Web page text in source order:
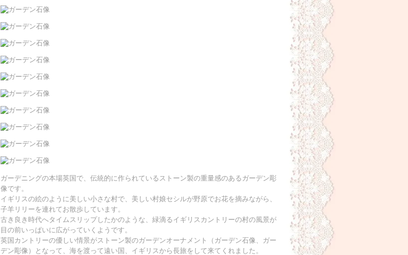
ガーデニングの本場英国で、伝統的に作られているストーン製の重量感のあるガーデン彫
像です。
イギリスの絵のように美しい小さな村で、美しい村娘セシルが野原でお花を摘みながら、
子羊リリーを連れてお散歩しています。
古き良き時代へタイムスリップしたかのような、緑滴るイギリスカントリーの村の風景が
目の前いっぱいに広がっていくようです。
英国カントリーの優しい情景がストーン製のガーデンオーナメント（ガーデン石像、ガー
デン彫像）となって、海を渡って遠い国、イギリスから長旅をして来てくれました。